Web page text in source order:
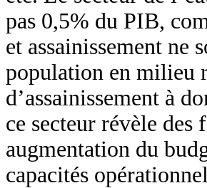
pas 0,5% du PIB,
et assainissement ne
population en milieu
d’assainissement à
ce secteur révèle des
augmentation du
capacités